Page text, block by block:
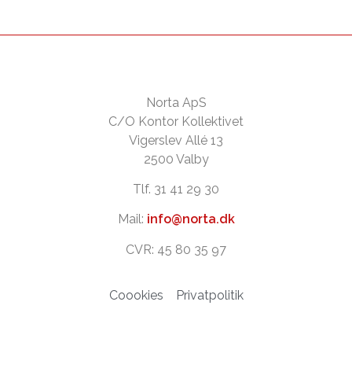
Norta ApS
C/O Kontor Kollektivet
Vigerslev Allé 13
2500 Valby
Tlf. 31 41 29 30
Mail: info@norta.dk
CVR: 45 80 35 97
Coookies Privatpolitik